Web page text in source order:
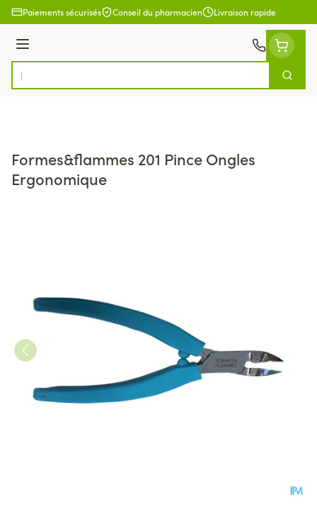
Aller au contenu
Paiements sécurisés Conseil du pharmacien Livraison rapide
Menu
Rechercher
Formes&flammes 201 Pince Ongles
Ergonomique